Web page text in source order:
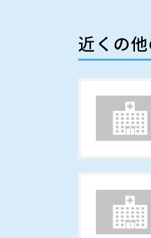
近くの